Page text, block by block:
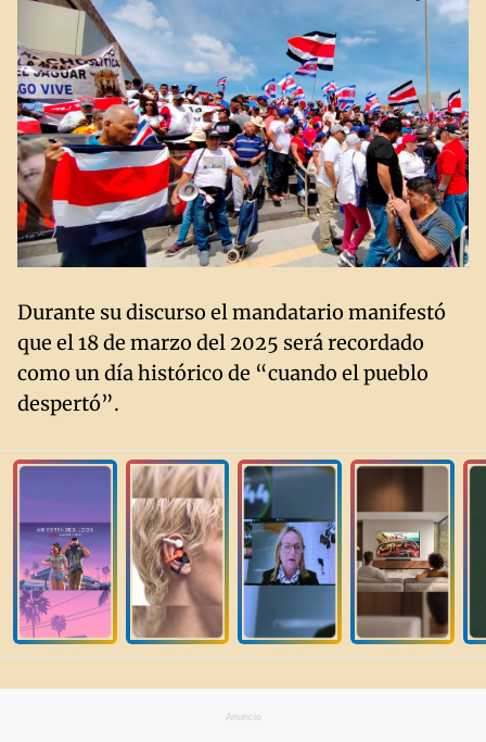
Durante su discurso el mandatario manifestó
que el 18 de marzo del 2025 será recordado
como un día histórico de “cuando el pueblo
despertó”.
Anuncio